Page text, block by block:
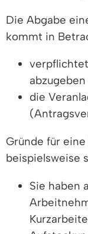
Die Abgabe
kommt in
die
Gründe für
beispielsweise
Sie haben